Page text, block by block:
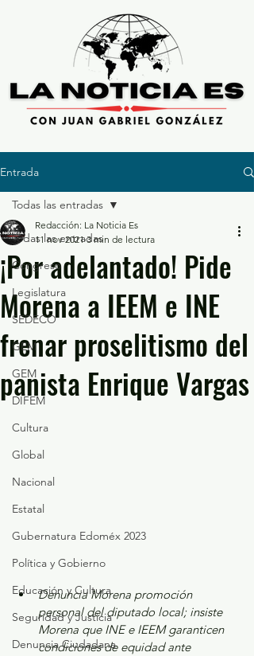
Entrada
Todas las entradas
Congreso
Legislatura
SEDECO
GEM
GEM
DIFEM
Cultura
Global
Nacional
Estatal
Gubernatura Edoméx 2023
Política y Gobierno
Educación y Cultura
Seguridad y Justicia
Denuncia Ciudadana
Todas las entradas
¡Por adelantado! Pide
Morena a IEEM e INE
frenar proselitismo del
panista Enrique Vargas
Redacción: La Noticia Es
11 nov 2021 3 min de lectura
Denuncia Morena promoción
personal del diputado local; insiste
Morena que INE e IEEM garanticen
condiciones de equidad ante